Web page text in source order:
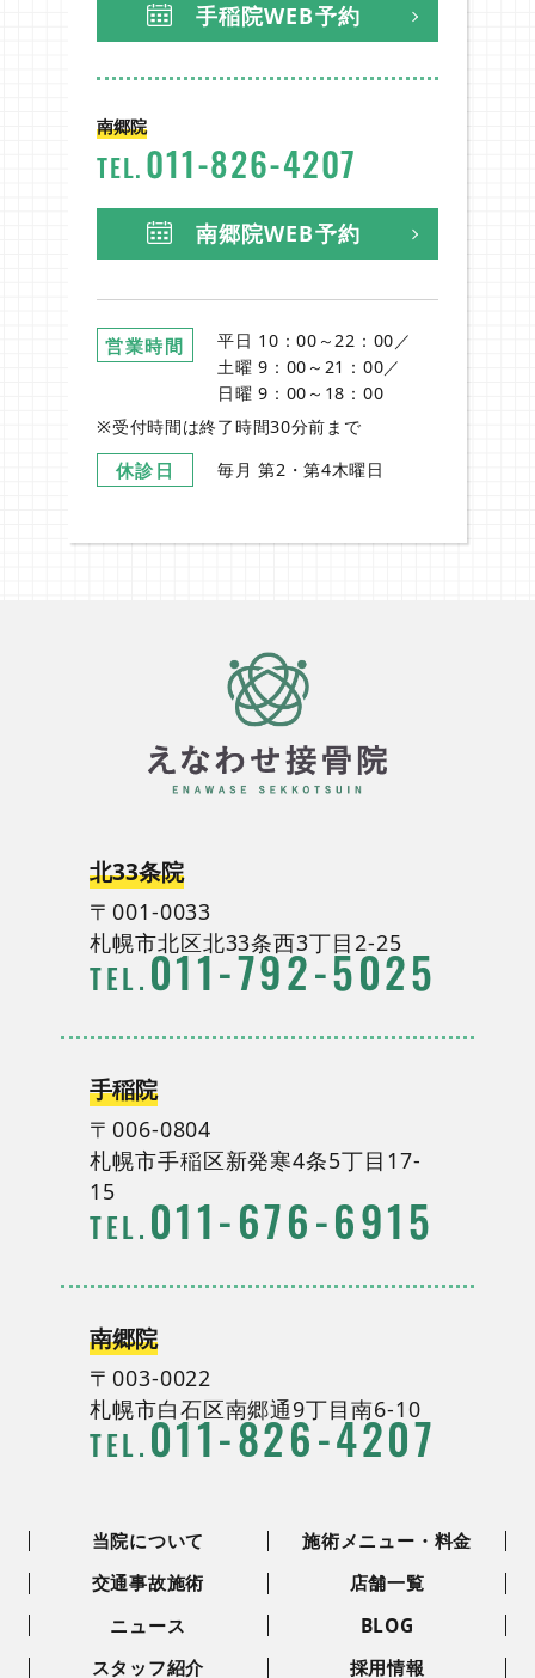
手稲院WEB予約
南郷院
TEL. 011-826-4207
南郷院WEB予約
営業時間
平日 10：00～22：00／
土曜 9：00～21：00／
日曜 9：00～18：00
※受付時間は終了時間30分前まで
休診日 毎月 第2・第4木曜日
北33条院
〒001-0033
札幌市北区北33条西3丁目2-25
TEL. 011 - 792-5025
手稲院
〒006-0804
札幌市手稲区新発寒4条5丁目17-
15
TEL. 011 - 676 -6915
南郷院
〒003-0022
札幌市白石区南郷通9丁目南6-10
TEL. 011 -826 -4207
当院について
施術メニュー・料金
交通事故施術
店舗一覧
ニュース
BLOG
スタッフ紹介
採用情報